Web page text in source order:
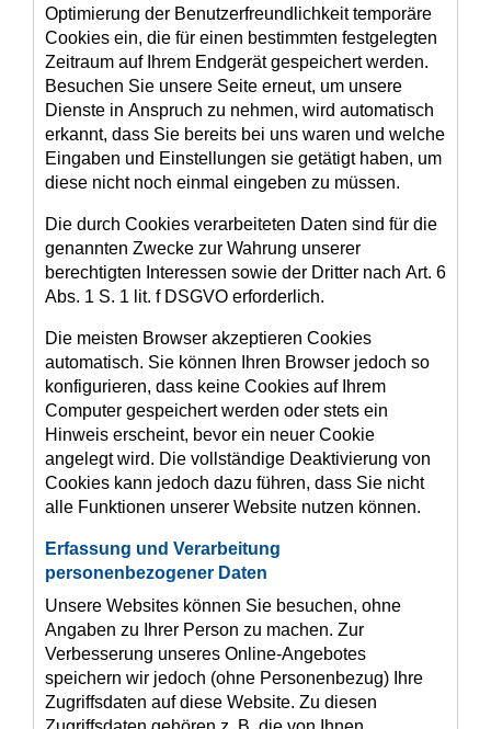
Optimierung der Benutzerfreundlichkeit temporäre
Cookies ein, die für einen bestimmten festgelegten
Zeitraum auf Ihrem Endgerät gespeichert werden.
Besuchen Sie unsere Seite erneut, um unsere
Dienste in Anspruch zu nehmen, wird automatisch
erkannt, dass Sie bereits bei uns waren und welche
Eingaben und Einstellungen sie getätigt haben, um
diese nicht noch einmal eingeben zu müssen.
Die durch Cookies verarbeiteten Daten sind für die
genannten Zwecke zur Wahrung unserer
berechtigten Interessen sowie der Dritter nach Art. 6
Abs. 1 S. 1 lit. f DSGVO erforderlich.
Die meisten Browser akzeptieren Cookies
automatisch. Sie können Ihren Browser jedoch so
konfigurieren, dass keine Cookies auf Ihrem
Computer gespeichert werden oder stets ein
Hinweis erscheint, bevor ein neuer Cookie
angelegt wird. Die vollständige Deaktivierung von
Cookies kann jedoch dazu führen, dass Sie nicht
alle Funktionen unserer Website nutzen können.
Erfassung und Verarbeitung
personenbezogener Daten
Unsere Websites können Sie besuchen, ohne
Angaben zu Ihrer Person zu machen. Zur
Verbesserung unseres Online-Angebotes
speichern wir jedoch (ohne Personenbezug) Ihre
Zugriffsdaten auf diese Website. Zu diesen